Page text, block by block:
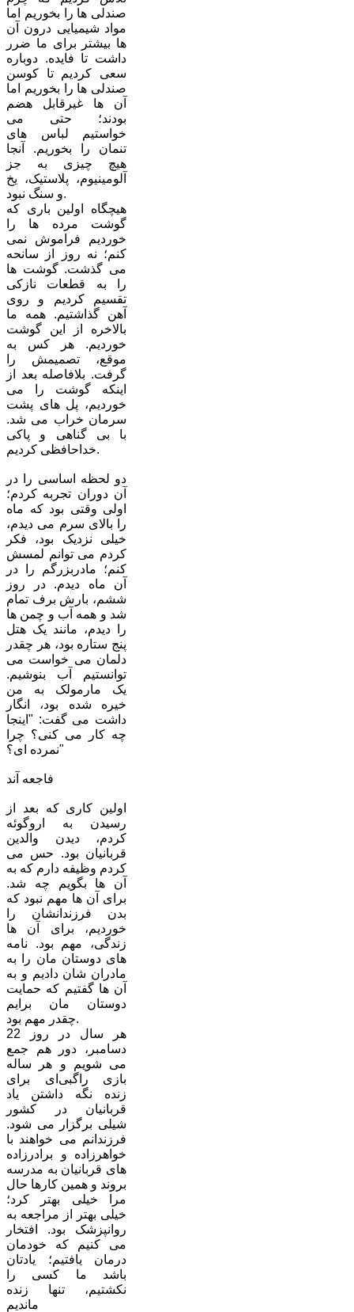
صندلی ها را بخوریم اما
مواد شیمیایی درون آن
ها بیشتر برای ما ضرر
داشت تا فایده. دوباره
سعی کردیم تا کوسن
صندلی ها را بخوریم اما
آن ها غیرقابل هضم
بودند؛ حتی می
خواستیم لباس های
تنمان را بخوریم. آنجا
هیچ چیزی به جز
آلومینیوم، پلاستیک، یخ
و سنگ نبود.
هیچگاه اولین باری که
گوشت مرده ها را
خوردیم فراموش نمی
کنم؛ نه روز از سانحه
می گذشت. گوشت ها
را به قطعات نازکی
تقسیم کردیم و روی
آهن گذاشتیم. همه ما
بالاخره از این گوشت
خوردیم. هر کس به
موقع، تصمیمش را
گرفت. بلافاصله بعد از
اینکه گوشت را می
خوردیم، پل های پشت
سرمان خراب می شد.
با بی گناهی و پاکی
خداحافظی کردیم.
دو لحظه اساسی را در
آن دوران تجربه کردم؛
اولی وقتی بود که ماه
را بالای سرم می دیدم،
خیلی نزدیک بود، فکر
کردم می توانم لمسش
کنم؛ مادربزرگم را در
آن ماه دیدم. در روز
ششم، بارش برف تمام
شد و همه آب و چمن ها
را دیدم، مانند یک هتل
پنج ستاره بود، هر چقدر
دلمان می خواست می
توانستیم آب بنوشیم.
یک مارمولک به من
خیره شده بود، انگار
داشت می گفت: "اینجا
چه کار می کنی؟ چرا
نمرده ای؟"
فاجعه آند
اولین کاری که بعد از
رسیدن به اروگوئه
کردم، دیدن والدین
قربانیان بود. حس می
کردم وظیفه دارم که به
آن ها بگویم چه شد.
برای آن ها مهم نبود که
بدن فرزندانشان را
خوردیم، برای آن ها
زندگی، مهم بود. نامه
های دوستان مان را به
مادران شان دادیم و به
آن ها گفتیم که حمایت
دوستان مان برایم
چقدر مهم بود.
هر سال در روز 22
دسامبر، دور هم جمع
می شویم و هر ساله
بازی راگبی‌ای برای
زنده نگه داشتن یاد
قربانیان در کشور
شیلی برگزار می شود.
فرزندانم می خواهند با
خواهرزاده و برادرزاده
های قربانیان به مدرسه
بروند و همین کارها حال
مرا خیلی بهتر کرد؛
خیلی بهتر از مراجعه به
روانپزشک بود. افتخار
می کنیم که خودمان
درمان یافتیم؛ یادتان
باشد ما کسی را
نکشتیم، تنها زنده
ماندیم